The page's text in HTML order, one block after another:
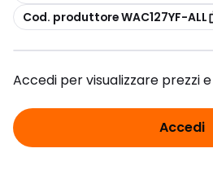
copia
Cod. produttore WAC127YF-ALL
Accedi per visualizzare prezzi
Accedi